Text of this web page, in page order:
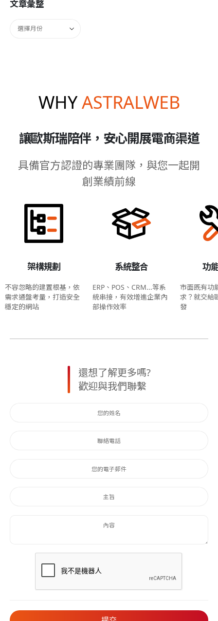
文章彙整
WHYASTRALWEB
讓歐斯瑞陪伴，安心開展電商渠道
具備官方認證的專業團隊，與您一起開
創業績前線
架構規劃
不容忽略的建置根基，依
需求通盤考量，打造安全
穩定的網站
系統整合
ERP、POS、CRM...等系
統串接，有效增進企業內
部操作效率
功
市面既有功
求？就交給
發
還想了解更多嗎?
歡迎與我們聯繫